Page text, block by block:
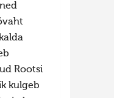
Rootsi
kulgeb